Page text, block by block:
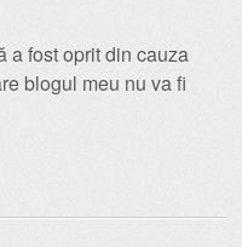
a fost oprit din cauza
blogul meu nu va fi